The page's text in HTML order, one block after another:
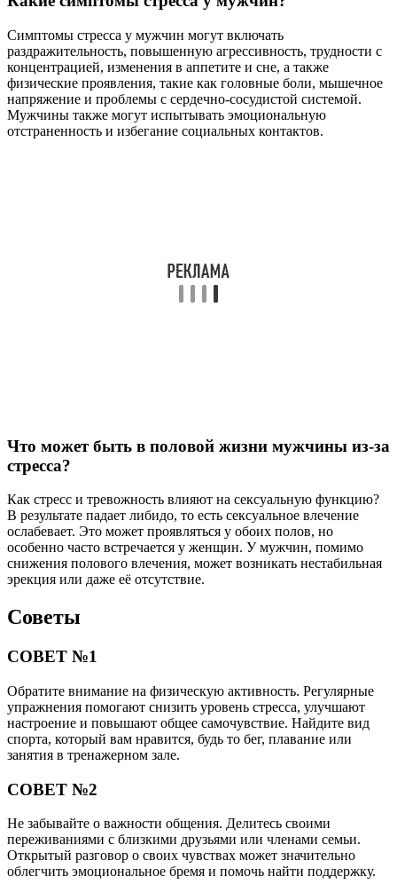
Симптомы стресса у мужчин могут включать
раздражительность, повышенную агрессивность, трудности с
концентрацией, изменения в аппетите и сне, а также
физические проявления, такие как головные боли, мышечное
напряжение и проблемы с сердечно-сосудистой системой.
Мужчины также могут испытывать эмоциональную
отстраненность и избегание социальных контактов.
Что может быть в половой жизни мужчины из-за
стресса?
Как стресс и тревожность влияют на сексуальную функцию?
В результате падает либидо, то есть сексуальное влечение
ослабевает. Это может проявляться у обоих полов, но
особенно часто встречается у женщин. У мужчин, помимо
снижения полового влечения, может возникать нестабильная
эрекция или даже её отсутствие.
Советы
СОВЕТ №1
Обратите внимание на физическую активность. Регулярные
упражнения помогают снизить уровень стресса, улучшают
настроение и повышают общее самочувствие. Найдите вид
спорта, который вам нравится, будь то бег, плавание или
занятия в тренажерном зале.
СОВЕТ №2
Не забывайте о важности общения. Делитесь своими
переживаниями с близкими друзьями или членами семьи.
Открытый разговор о своих чувствах может значительно
облегчить эмоциональное бремя и помочь найти поддержку.